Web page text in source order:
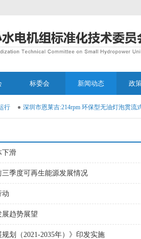
标委会 新闻动态 政
深圳市恩莱吉:214rpm 环保型无油灯泡贯流式
下滑
三季度可再生能源发展情况
动
趋势展望
规划（2021-2035年）》印发实施